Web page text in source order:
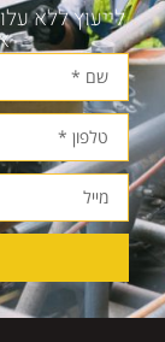
לייעוץ ללא